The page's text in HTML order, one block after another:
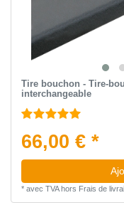
Tire bouchon - Tire-
interchangeable
66,00 € *
* avec TVAhors Frais de